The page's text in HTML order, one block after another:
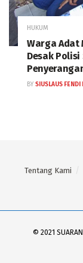
HUKUM
Warga Adat
Desak
BY SIUSLAUS FENDI
Tentang Kami
© 2021